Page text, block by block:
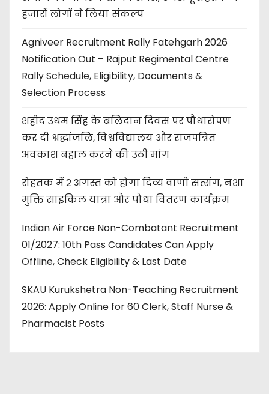
हजारों लोगों ने लिया संकल्प
Agniveer Recruitment Rally Fatehgarh 2026
Notification Out – Rajput Regimental Centre
Rally Schedule, Eligibility, Documents &
Selection Process
शहीद उधम सिंह के बलिदान दिवस पर पौधारोपण
कर दी श्रद्धांजलि, विश्वविद्यालय और राजपत्रित
अवकाश बहाल करने की उठी मांग
रोहतक में 2 अगस्त को होगा दिव्य वाणी सत्संग, नशा
मुक्ति साइकिल यात्रा और पौधा वितरण कार्यक्रम
Indian Air Force Non-Combatant Recruitment
01/2027: 10th Pass Candidates Can Apply
Offline, Check Eligibility & Last Date
SKAU Kurukshetra Non-Teaching Recruitment
2026: Apply Online for 60 Clerk, Staff Nurse &
Pharmacist Posts